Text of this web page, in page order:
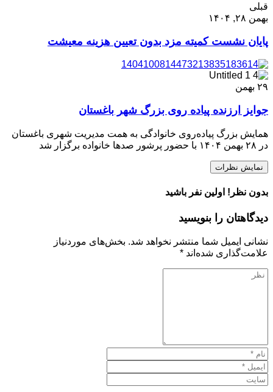
قبلی
بهمن ۲۸, ۱۴۰۴
پایان نشست کمیته مزد بدون تعیین هزینه معیشت
۲۹ بهمن
جوایز ارزنده پیاده روی بزرگ شهر باغستان
همایش بزرگ پیاده‌روی خانوادگی به همت مدیریت شهری باغستان
در ۲۸ بهمن ۱۴۰۴ با حضور پرشور صدها خانواده برگزار شد
نمایش نظرات
بدون نظر! اولین نفر باشید
دیدگاهتان را بنویسید
نشانی ایمیل شما منتشر نخواهد شد. بخش‌های موردنیاز
علامت‌گذاری شده‌اند *